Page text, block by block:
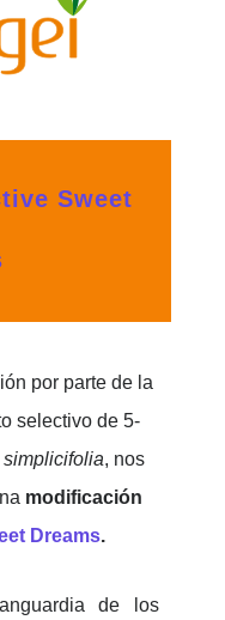
Sweet
por parte de la
selectivo de 5-
simplicifolia, nos
modificación
Dreams.
de los